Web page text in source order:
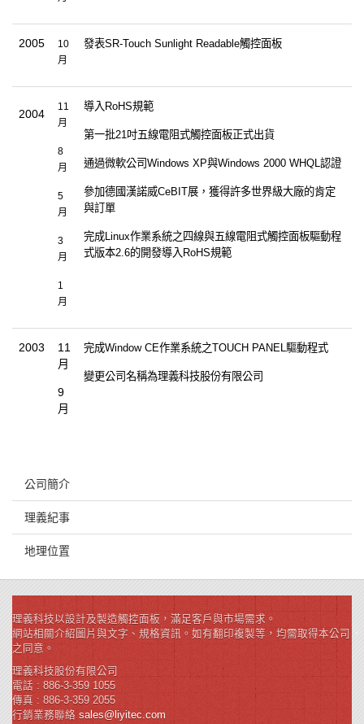
2005
10
月
發表SR-Touch Sunlight Readable觸控面板
2004
11
月
8
月
5
月
3
月
1
月
導入 RoHS規範
第一批21吋五線電阻式觸控面板正式出貨
通過微軟公司 Windows XP與Windows 2000 WHQL認證
參加德國漢諾威CeBIT展，獲得許多世界級大廠的肯定
與訂單
完成Linux作業系統之四線與五線電阻式觸控面板驅動程
式版本2.6的開發導入 RoHS規範
2003
11
月
9
月
完成Window CE作業系統之TOUCH PANEL驅動程式
變更公司名稱為理義科技股份有限公司
公司簡介
理義紀事
地理位置
理義科技以設計及製造觸控面板，滿足客戶與市場需求。
網站相關介紹圖片與文字、規格資訊。如有翻印複製等，均需取得本公司
之同意。
理義科技股份有限公司
電話 : 886-3-359 1055
傳真 : 886-3-359 2055
行銷業務聯絡 sales@liyitec.com